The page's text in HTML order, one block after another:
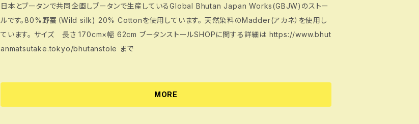
日本とブータンで共同企画しブータンで生産しているGlobal Bhutan Japan Works(GBJW)のストー
ルです。80%野蚕（Wild silk) 20% Cottonを使用しています。 天然染料のMadder(アカネ）を使用し
ています。 サイズ 長さ 170cm×幅 62cm ブータンストールSHOPに関する詳細は https://www.bhut
anmatsutake.tokyo/bhutanstole まで
MORE